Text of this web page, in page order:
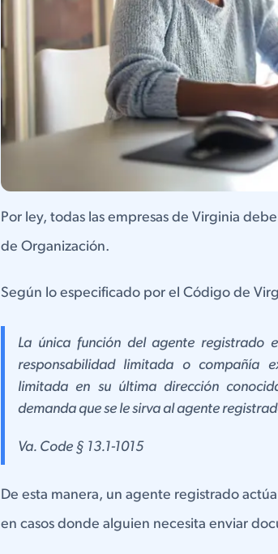
Por ley, todas las empresas de Virginia
de Organización.
Según lo especificado por el Código de
La única función del agente registrado
responsabilidad limitada o compañía
limitada en su última dirección
demanda que se le sirva al agente
Va. Code § 13.1-1015
De esta manera, un agente registrado
en casos donde alguien necesita enviar